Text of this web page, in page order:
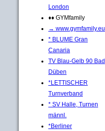
London
♦♦ GYMfamily
→ www.gymfamily.eu
* BLUME Gran
Canaria
TV Blau-Gelb 90 Bad
Düben
*LETTISCHER
Turnverband
* SV Halle, Turnen
männl.
*Berliner